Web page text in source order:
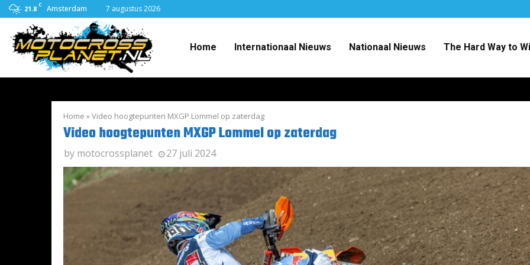
21.8 C Amsterdam 7 augustus 2026
Home Internationaal Nieuws Nationaal Nieuws The Hard Way to
Home »Video hoogtepunten MXGP Lommel op zaterdag
Video hoogtepunten MXGP Lommel op zaterdag
by motocrossplanet 27 juli 2024